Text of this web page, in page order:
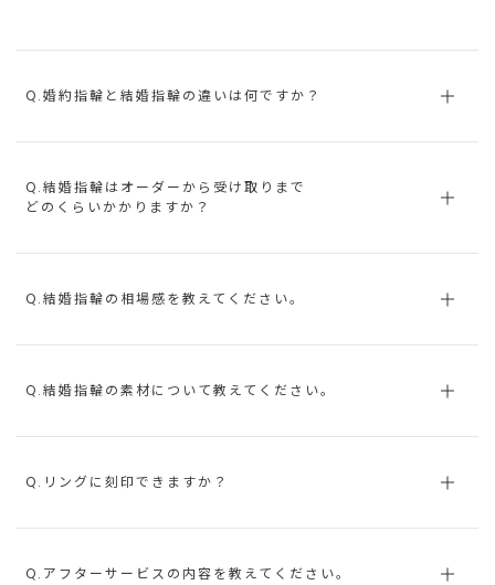
Q.婚約指輪と結婚指輪の違いは何ですか？
Q.結婚指輪はオーダーから受け取りまで
どのくらいかかりますか？
Q.結婚指輪の相場感を教えてください。
Q.結婚指輪の素材について教えてください。
Q.リングに刻印できますか？
Q.アフターサービスの内容を教えてください。